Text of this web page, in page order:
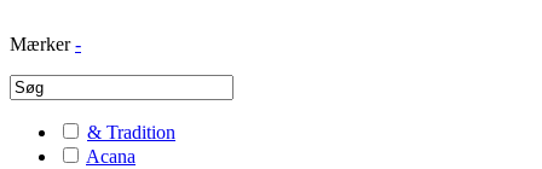
Mærker -
& Tradition
Acana